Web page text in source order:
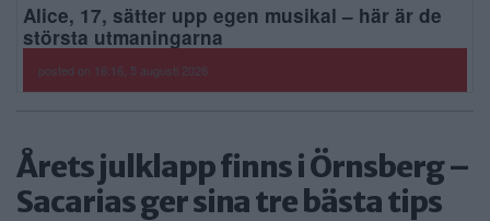
Alice, 17, sätter upp egen musikal – här är de
största utmaningarna
posted on 16:16, 5 augusti 2026
Årets julklapp finns i Örnsberg –
Sacarias ger sina tre bästa tips